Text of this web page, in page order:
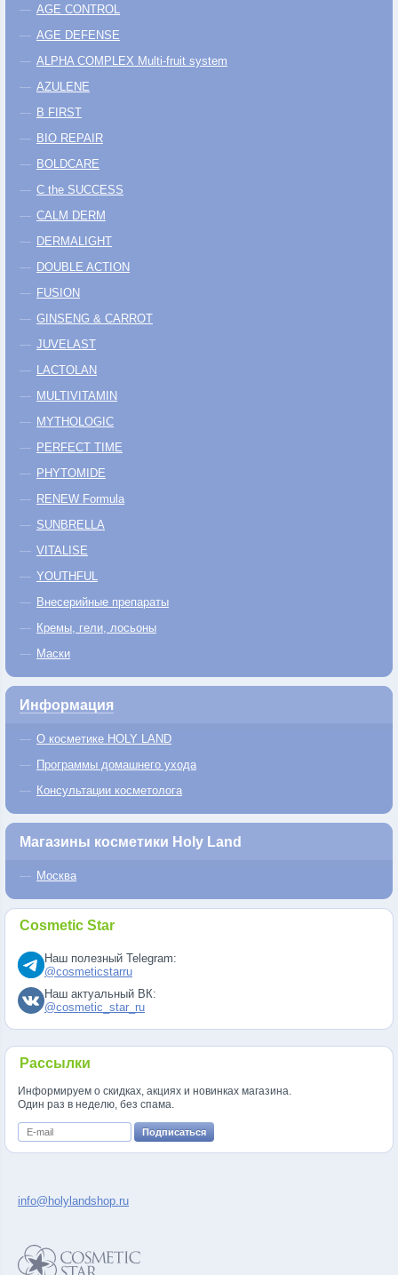
AGE CONTROL
AGE DEFENSE
ALPHA COMPLEX Multi-fruit system
AZULENE
B FIRST
BIO REPAIR
BOLDCARE
C the SUCCESS
CALM DERM
DERMALIGHT
DOUBLE ACTION
FUSION
GINSENG & CARROT
JUVELAST
LACTOLAN
MULTIVITAMIN
MYTHOLOGIC
PERFECT TIME
PHYTOMIDE
RENEW Formula
SUNBRELLA
VITALISE
YOUTHFUL
Внесерийные препараты
Кремы, гели, лосьоны
Маски
Информация
О косметике HOLY LAND
Программы домашнего ухода
Консультации косметолога
Магазины косметики Holy Land
Москва
Cosmetic Star
Наш полезный Telegram:
@cosmeticstarru
Наш актуальный ВК:
@cosmetic_star_ru
Рассылки
Информируем о скидках, акциях и новинках магазина.
Один раз в неделю, без спама.
info@holylandshop.ru